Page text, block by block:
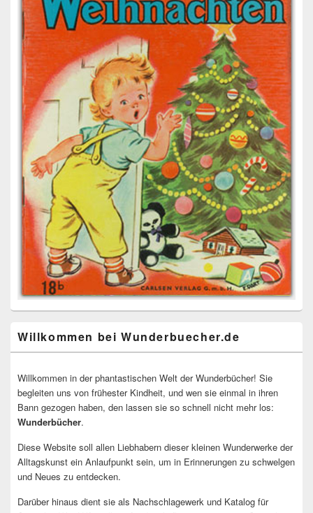
Willkommen bei Wunderbuecher.de
Willkommen in der phantastischen Welt der Wunderbücher! Sie
begleiten uns von frühester Kindheit, und wen sie einmal in ihren
Bann gezogen haben, den lassen sie so schnell nicht mehr los:
Wunderbücher.
Diese Website soll allen Liebhabern dieser kleinen Wunderwerke der
Alltagskunst ein Anlaufpunkt sein, um in Erinnerungen zu schwelgen
und Neues zu entdecken.
Darüber hinaus dient sie als Nachschlagewerk und Katalog für